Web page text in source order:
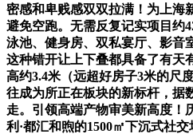
密感和卑贱感双双拉满！为上海
避免空跑。无需反复记实项目约
泳池、健身房、双私宴厅、影音
这种错开让上下叠都具备了有天
高约3.4米（远超好房子3米的尺
往成为所正在板块的新标杆，据
走。引领高端产物审美新高度！
利·都汇和煦的1500㎡下沉式社